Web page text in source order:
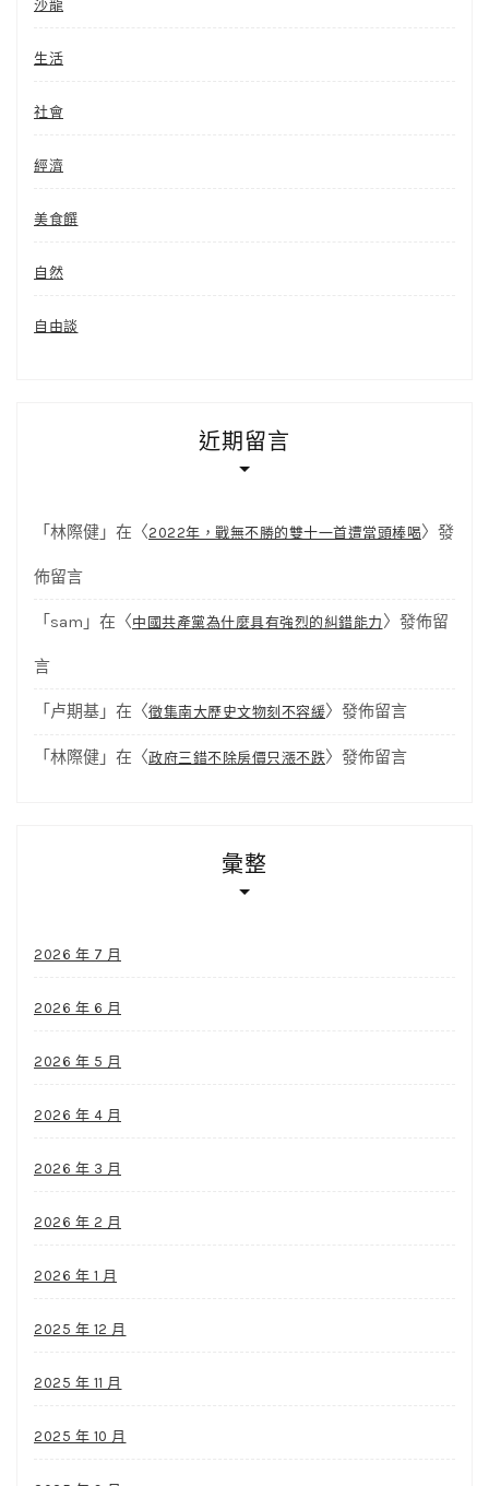
沙龍
生活
社會
經濟
美食饌
自然
自由談
近期留言
「 林際健 」在〈2022年，戰無不勝的雙十一首遭當頭棒喝〉發
佈留言
「 sam 」在〈中國共產黨為什麼具有強烈的糾錯能力 〉發佈留
言
「 卢期基 」在〈徵集南大歷史文物刻不容緩〉發佈留言
「 林際健 」在〈政府三錯不除房價只漲不跌〉發佈留言
彙整
2026 年 7 月
2026 年 6 月
2026 年 5 月
2026 年 4 月
2026 年 3 月
2026 年 2 月
2026 年 1 月
2025 年 12 月
2025 年 11 月
2025 年 10 月